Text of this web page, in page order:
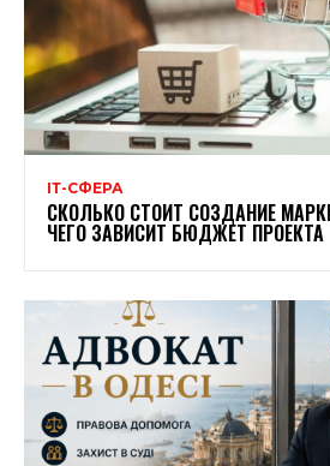
ІТ-СФЕРА
СКОЛЬКО СТОИТ СОЗДАНИЕ
ЧЕГО ЗАВИСИТ БЮДЖЕТ ПРОЕКТА